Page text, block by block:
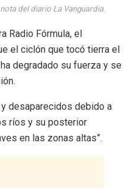
del diario La Vanguardia.
Radio Fórmula, el
el ciclón que tocó tierra el
degradado su fuerza y se
desaparecidos debido a
ríos y su posterior
en las zonas altas”.